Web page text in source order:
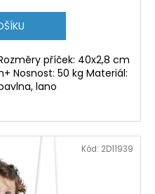
příček: 40x2,8 cm
Nosnost: 50 kg Materiál:
lano
Kód: 2D11939